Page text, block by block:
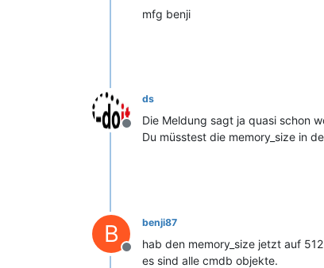
mfg benji
Offline
ds
Die Meldung sagt ja quasi schon
Du müsstest die memory_size in
B
Offline
benji87
hab den memory_size jetzt auf
es sind alle cmdb objekte.